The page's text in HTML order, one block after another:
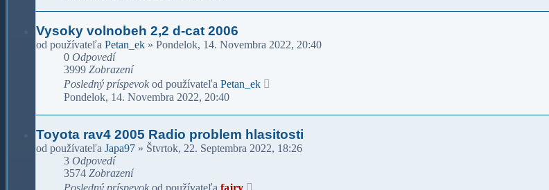
Vysoky volnobeh 2,2 d-cat 2006
od používateľa Petan_ek » Pondelok, 14. Novembra 2022, 20:40
0 Odpovedí
3999 Zobrazení
Posledný príspevok od používateľa Petan_ek
Pondelok, 14. Novembra 2022, 20:40
Toyota rav4 2005 Radio problem hlasitosti
od používateľa Japa97 » Štvrtok, 22. Septembra 2022, 18:26
3 Odpovedí
3574 Zobrazení
Posledný príspevok od používateľa fajry